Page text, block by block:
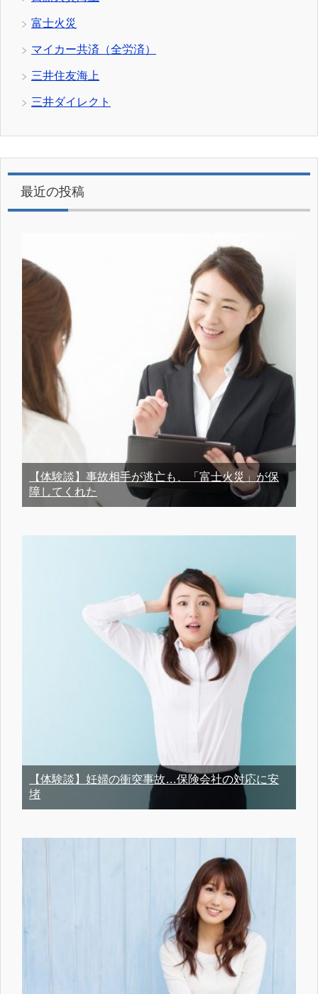
富士火災
マイカー共済（全労済）
三井住友海上
三井ダイレクト
最近の投稿
【体験談】事故相手が逃亡も、「富士火災」が保
障してくれた
【体験談】妊婦の衝突事故…保険会社の対応に安
堵